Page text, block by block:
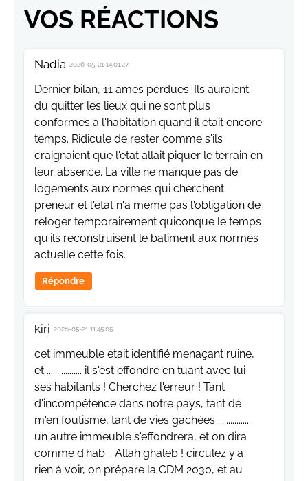
VOS RÉACTIONS
Nadia 2026-05-21 14:01:27
Dernier bilan, 11 ames perdues. Ils auraient
du quitter les lieux qui ne sont plus
conformes a l'habitation quand il etait encore
temps. Ridicule de rester comme s'ils
craignaient que l'etat allait piquer le terrain en
leur absence. La ville ne manque pas de
logements aux normes qui cherchent
preneur et l'etat n'a meme pas l'obligation de
reloger temporairement quiconque le temps
qu'ils reconstruisent le batiment aux normes
actuelle cette fois.
Répondre
kiri 2026-05-21 11:45:05
cet immeuble etait identifié menaçant ruine,
et ................. il s'est effondré en tuant avec lui
ses habitants ! Cherchez l'erreur ! Tant
d'incompétence dans notre pays, tant de
m'en foutisme, tant de vies gachées ................
un autre immeuble s'effondrera, et on dira
comme d'hab .. Allah ghaleb ! circulez y'a
rien à voir, on prépare la CDM 2030, et au